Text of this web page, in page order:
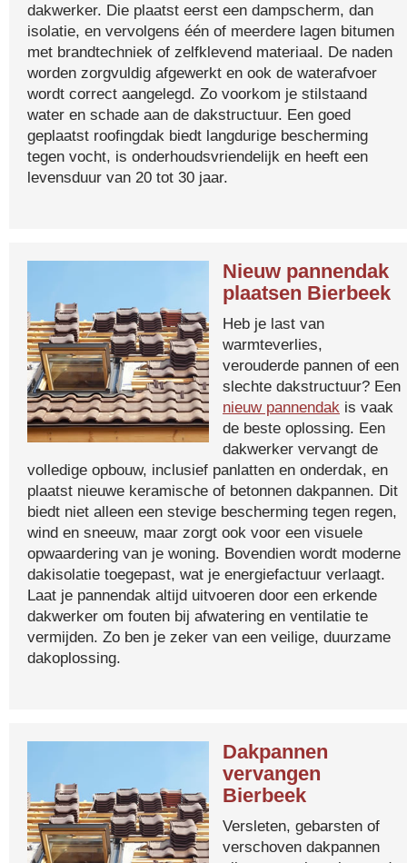
dakwerker. Die plaatst eerst een dampscherm, dan
isolatie, en vervolgens één of meerdere lagen bitumen
met brandtechniek of zelfklevend materiaal. De naden
worden zorgvuldig afgewerkt en ook de waterafvoer
wordt correct aangelegd. Zo voorkom je stilstaand
water en schade aan de dakstructuur. Een goed
geplaatst roofingdak biedt langdurige bescherming
tegen vocht, is onderhoudsvriendelijk en heeft een
levensduur van 20 tot 30 jaar.
Nieuw pannendak
plaatsen Bierbeek
Heb je last van
warmteverlies,
verouderde pannen of een
slechte dakstructuur? Een
nieuw pannendak is vaak
de beste oplossing. Een
dakwerker vervangt de
volledige opbouw, inclusief panlatten en onderdak, en
plaatst nieuwe keramische of betonnen dakpannen. Dit
biedt niet alleen een stevige bescherming tegen regen,
wind en sneeuw, maar zorgt ook voor een visuele
opwaardering van je woning. Bovendien wordt moderne
dakisolatie toegepast, wat je energiefactuur verlaagt.
Laat je pannendak altijd uitvoeren door een erkende
dakwerker om fouten bij afwatering en ventilatie te
vermijden. Zo ben je zeker van een veilige, duurzame
dakoplossing.
Dakpannen
vervangen
Bierbeek
Versleten, gebarsten of
verschoven dakpannen